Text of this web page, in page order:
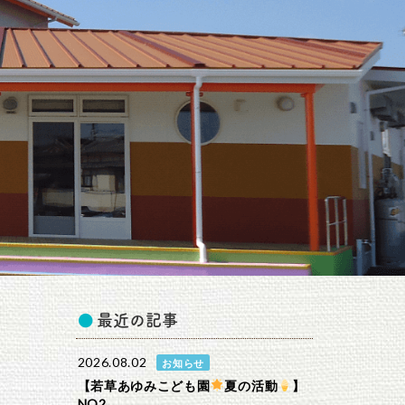
最近の記事
2026.08.02 お知らせ
【若草あゆみこども園 夏の活動
】